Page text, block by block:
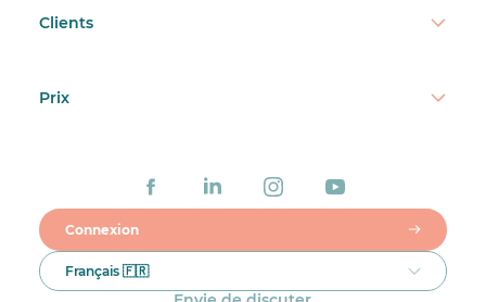
Clients
Prix
Connexion
Français 🇫🇷